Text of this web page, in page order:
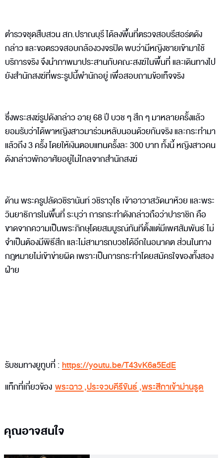
ตำรวจชุดสืบสวน สภ.ปราณบุรี ได้ลงพื้นที่ตรวจสอบรีสอร์ตดัง
กล่าว และขอตรวจสอบกล้องวงจรปิด พบว่ามีหญิงชายเข้ามาใช้
บริการจริง จึงนำภาพมาประสานกับคณะสงฆ์ในพื้นที่ และเดินทางไป
ยังสำนักสงฆ์ที่พระรูปนี้พำนักอยู่ เพื่อสอบถามข้อเท็จจริง
ซึ่งพระสงฆ์รูปดังกล่าว อายุ 68 ปี บวช ๆ สึก ๆ มาหลายครั้งแล้ว
ยอมรับว่าได้พาหญิงสาวมาร่วมหลับนอนด้วยกันจริง และกระทำมา
แล้วถึง 3 ครั้ง โดยให้เงินตอบแทนครั้งละ 300 บาท ทั้งนี้ หญิงสาวคน
ดังกล่าวพักอาศัยอยู่ไม่ไกลจากสำนักสงฆ์
ด้าน พระครูปลัดวชิรานันท์ วชิราวุโธ เจ้าอาวาสวัดนาห้วย และพระ
วินยาธิการในพื้นที่ ระบุว่า การกระทำดังกล่าวถือว่าปาราชิก คือ
ขาดจากความเป็นพระภิกษุโดยสมบูรณ์ทันทีตั้งแต่มีเพศสัมพันธ์ ไม่
จำเป็นต้องมีพิธีสึก และไม่สามารถบวชได้อีกในอนาคต ส่วนในทาง
กฎหมายไม่เข้าข่ายผิด เพราะเป็นการกระทำโดยสมัครใจของทั้งสอง
ฝ่าย
รับชมทางยูทูบที่ : https://youtu.be/T43vK6a5EdE
แท็กที่เกี่ยวข้อง พระฉาว,ประจวบคีรีขันธ์,พระสีกาเข้าม่านรูด
คุณอาจสนใจ